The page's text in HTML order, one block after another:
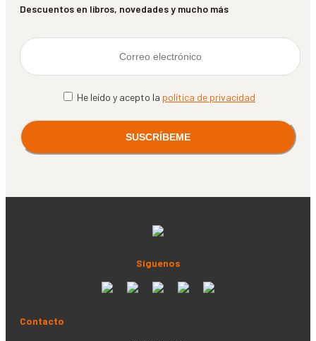
Descuentos en libros, novedades y mucho más
He leído y acepto la política de privacidad
Síguenos
Contacto